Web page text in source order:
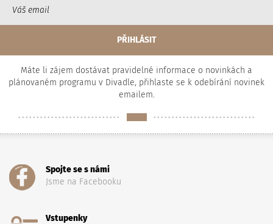
Máte li zájem dostávat pravidelné informace o novinkách a
plánovaném programu v Divadle, přihlaste se k odebírání novinek
emailem.
Spojte se s námi
Jsme na Facebooku
Vstupenky